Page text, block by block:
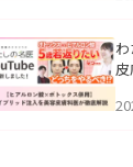
た
わ
用